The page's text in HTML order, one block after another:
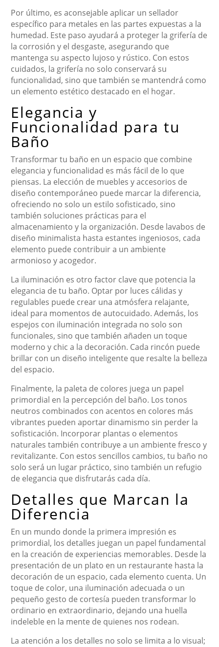
Por último, es aconsejable aplicar un sellador
específico para metales en las partes expuestas a la
humedad. Este paso ayudará a proteger la grifería de
la corrosión y el desgaste, asegurando que
mantenga su aspecto lujoso y rústico. Con estos
cuidados, la grifería no solo conservará su
funcionalidad, sino que también se mantendrá como
un elemento estético destacado en el hogar.
Elegancia y
Funcionalidad para tu
Baño
Transformar tu baño en un espacio que combine
elegancia y funcionalidad es más fácil de lo que
piensas. La elección de muebles y accesorios de
diseño contemporáneo puede marcar la diferencia,
ofreciendo no solo un estilo sofisticado, sino
también soluciones prácticas para el
almacenamiento y la organización. Desde lavabos de
diseño minimalista hasta estantes ingeniosos, cada
elemento puede contribuir a un ambiente
armonioso y acogedor.
La iluminación es otro factor clave que potencia la
elegancia de tu baño. Optar por luces cálidas y
regulables puede crear una atmósfera relajante,
ideal para momentos de autocuidado. Además, los
espejos con iluminación integrada no solo son
funcionales, sino que también añaden un toque
moderno y chic a la decoración. Cada rincón puede
brillar con un diseño inteligente que resalte la belleza
del espacio.
Finalmente, la paleta de colores juega un papel
primordial en la percepción del baño. Los tonos
neutros combinados con acentos en colores más
vibrantes pueden aportar dinamismo sin perder la
sofisticación. Incorporar plantas o elementos
naturales también contribuye a un ambiente fresco y
revitalizante. Con estos sencillos cambios, tu baño no
solo será un lugar práctico, sino también un refugio
de elegancia que disfrutarás cada día.
Detalles que Marcan la
Diferencia
En un mundo donde la primera impresión es
primordial, los detalles juegan un papel fundamental
en la creación de experiencias memorables. Desde la
presentación de un plato en un restaurante hasta la
decoración de un espacio, cada elemento cuenta. Un
toque de color, una iluminación adecuada o un
pequeño gesto de cortesía pueden transformar lo
ordinario en extraordinario, dejando una huella
indeleble en la mente de quienes nos rodean.
La atención a los detalles no solo se limita a lo visual;